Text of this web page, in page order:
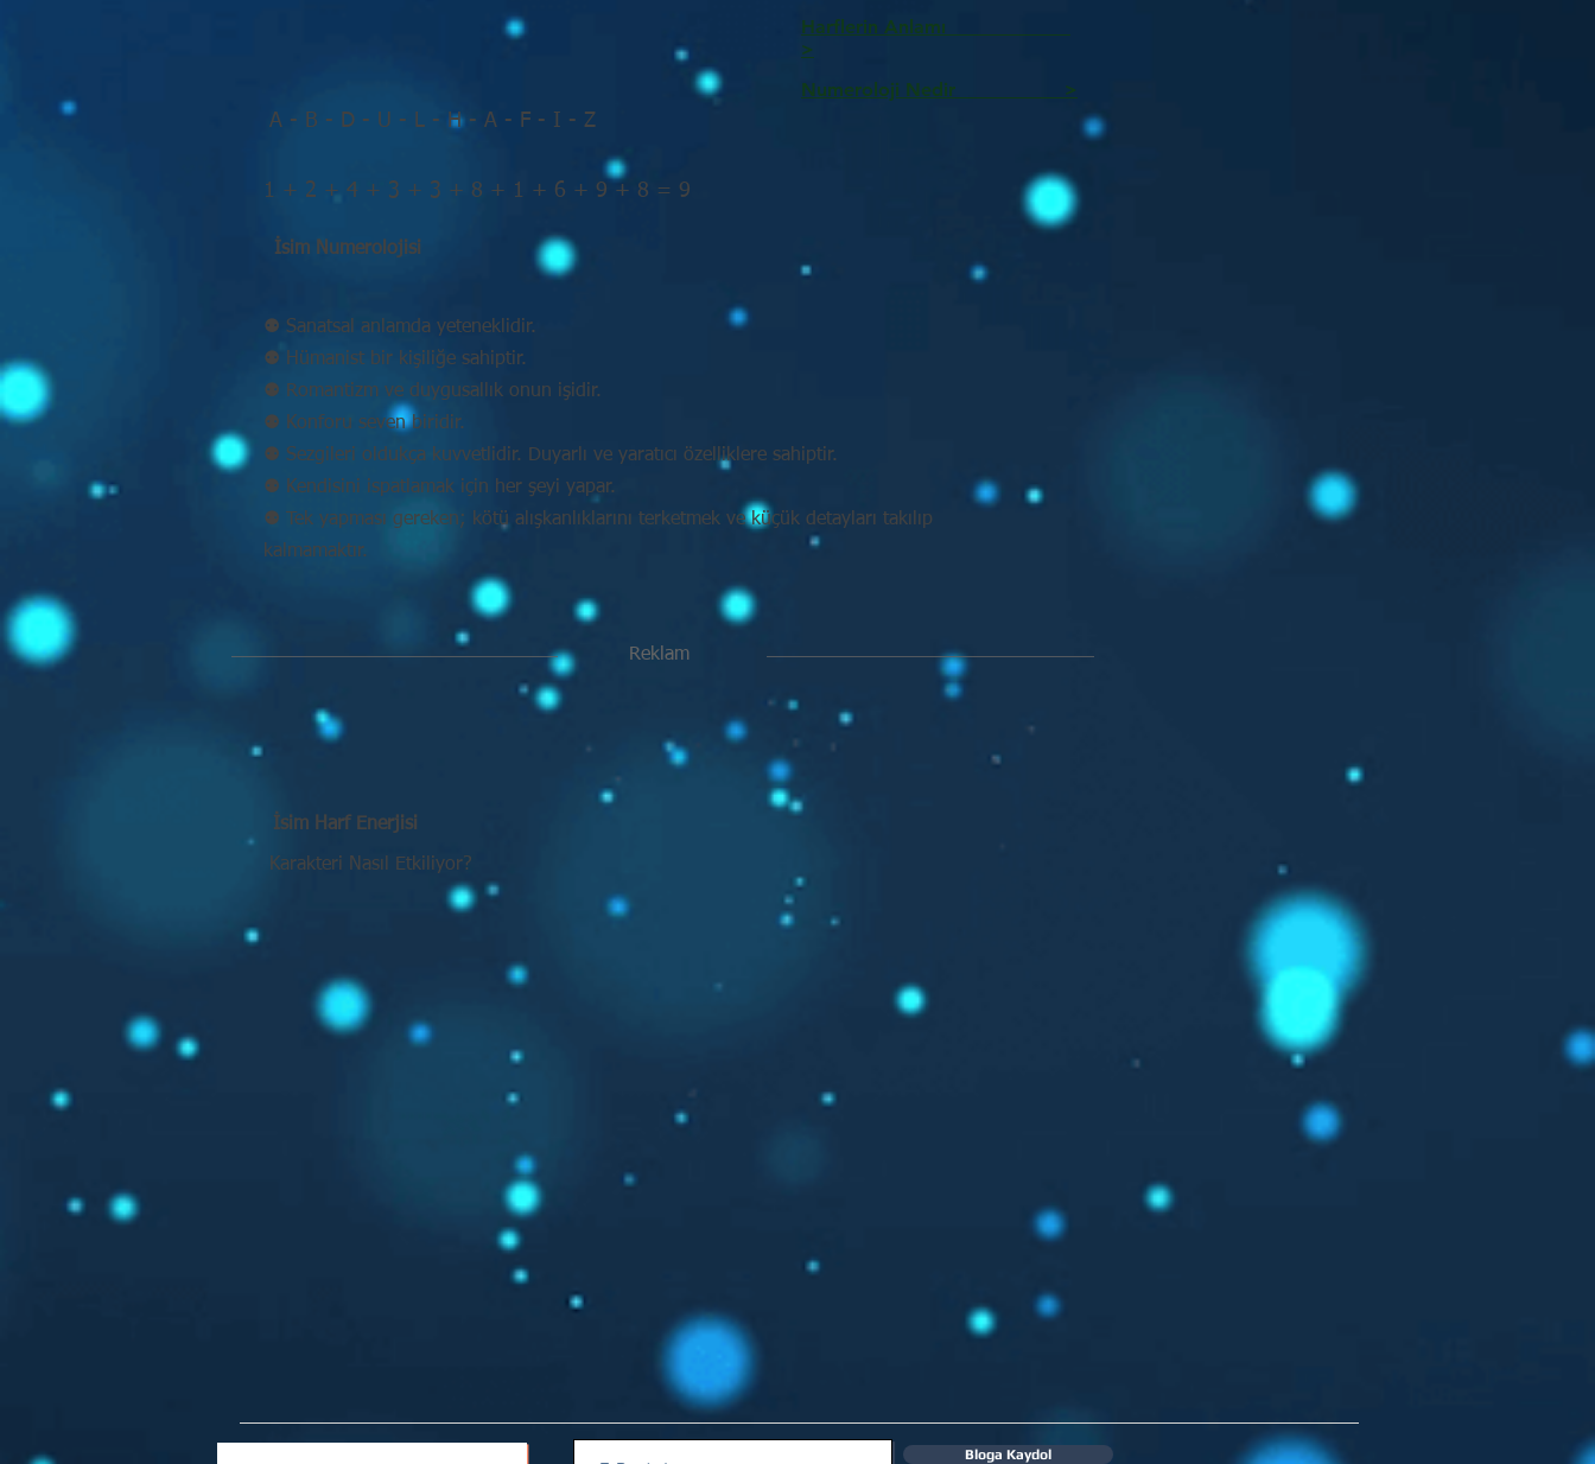
A - B - D - U - L - H - A - F - I - Z
Harflerin Anlamı
>
Numeroloji Nedir_________ >
1 + 2 + 4 + 3 + 3 + 8 + 1 + 6 + 9 + 8 = 9
İsim Numerolojisi
⚉ Sanatsal anlamda yeteneklidir.
⚉ Hümanist bir kişiliğe sahiptir.
⚉ Romantizm ve duygusallık onun işidir.
⚉ Konforu seven biridir.
⚉ Sezgileri oldukça kuvvetlidir. Duyarlı ve yaratıcı özelliklere sahiptir.
⚉ Kendisini ispatlamak için her şeyi yapar.
⚉ Tek yapması gereken; kötü alışkanlıklarını terketmek ve küçük detayları takılıp
kalmamaktır.
Reklam
İsim Harf Enerjisi
Karakteri Nasıl Etkiliyor?
Bloga Kaydol